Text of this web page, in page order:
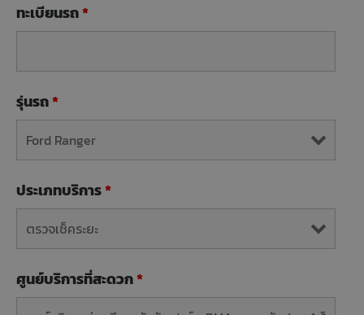
ทะเบียนรถ*
รุ่นรถ*
ประเภทบริการ*
ศูนย์บริการที่สะดวก*